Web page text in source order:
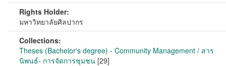
Rights Holder:
มหาวิทยาลัยศิลปากร
Collections:
Theses (Bachelor's degree) - Community Management / สาร
นิพนธ์- การจัดการชุมชน [29]